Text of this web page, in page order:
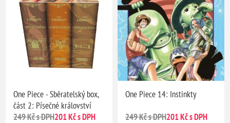
One Piece - Sběratelský box,
část 2: Písečné království
249 Kč s DPH201 Kč s DPH
One Piece 14: Instinkty
249 Kč s DPH201 Kč s DPH